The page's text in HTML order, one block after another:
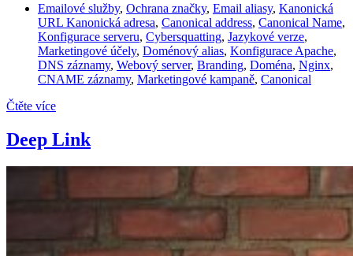
Emailové služby, Ochrana značky, Email aliasy, Kanonická
URL Kanonická adresa, Canonical address, Canonical Name,
Konfigurace serveru, Cybersquatting, Jazykové verze,
Marketingové účely, Doménový alias, Konfigurace Apache,
DNS záznamy, Webový server, Branding, Doména, Nginx,
CNAME záznamy, Marketingové kampaně, Canonical
Čtěte více
Deep Link